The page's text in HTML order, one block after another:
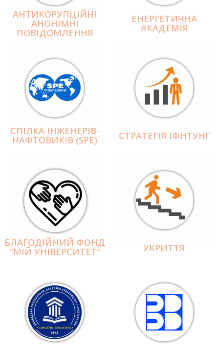
АНТИКОРУПЦІЙНІ
АНОНІМНІ
ПОВІДОМЛЕННЯ
ЕНЕРГЕТИЧНА
АКАДЕМІЯ
СПІЛКА ІНЖЕНЕРІВ-
НАФТОВИКІВ (SPE) СТРАТЕГІЯ ІФНТУНГ
БЛАГОДІЙНИЙ ФОНД
"МІЙ УНІВЕРСИТЕТ" УКРИТТЯ